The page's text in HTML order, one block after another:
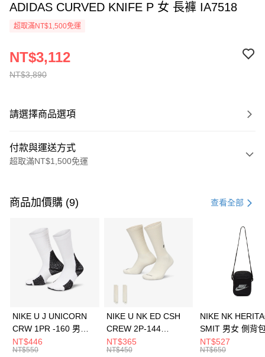
ADIDAS CURVED KNIFE P 女 長褲 IA7518
超取滿NT$1,500免運
NT$3,890
NT$3,112
請選擇商品選項
付款與運送方式
超取滿NT$1,500免運
信用卡一次付款
3 期 0 利率 每期 21家銀行
合作金庫商業銀行
第一商業銀行
華南商業銀行
彰化商業銀行
上海商業儲蓄銀行
元大商業銀行
Apple Pay
全盈+PAY
AFTEE先享後付
商品加價購 (9) 查看全部
NIKE U J UNICORN
CRW 1PR -160 男女
中統襪 FZ3393100
NT$446
NT$550
NIKE U NK ED CSH
CREW 2P-144
EMBRDY 男女 短統襪
FZ3073133
NT$365
NT$450
NIKE NK
SMIT 男女 側背
BA5871010
NT$527
NT$650